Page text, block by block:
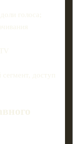
голоса;
доступ